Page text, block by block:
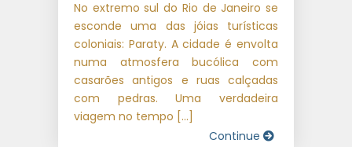
No extremo sul do Rio de Janeiro se
esconde uma das jóias turísticas
coloniais: Paraty. A cidade é envolta
numa atmosfera bucólica com
casarões antigos e ruas calçadas
com pedras. Uma verdadeira
viagem no tempo […]
Continue